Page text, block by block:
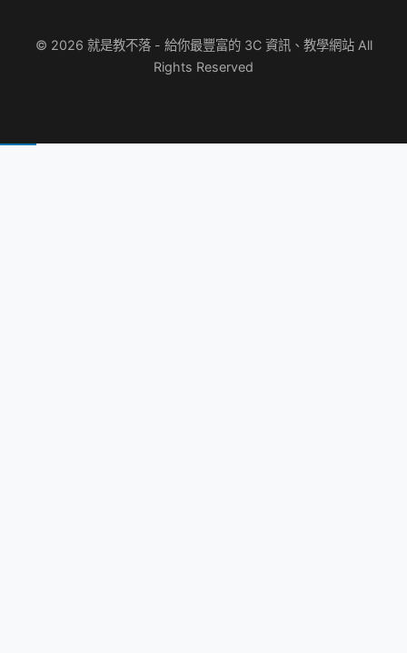
© 2026 就是教不落 - 給你最豐富的 3C 資訊、教學網站 All
Rights Reserved